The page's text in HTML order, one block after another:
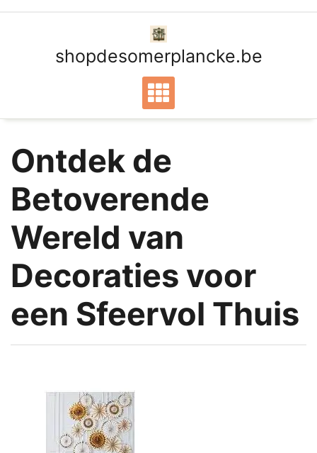
shopdesomerplancke.be
Ontdek de
Betoverende
Wereld van
Decoraties voor
een Sfeervol Thuis